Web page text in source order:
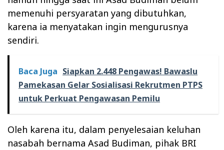
memenuhi persyaratan yang dibutuhkan,
karena ia menyatakan ingin mengurusnya
sendiri.
Baca Juga Siapkan 2.448 Pengawas! Bawaslu
Pamekasan Gelar Sosialisasi Rekrutmen PTPS
untuk Perkuat Pengawasan Pemilu
Oleh karena itu, dalam penyelesaian keluhan
nasabah bernama Asad Budiman, pihak BRI